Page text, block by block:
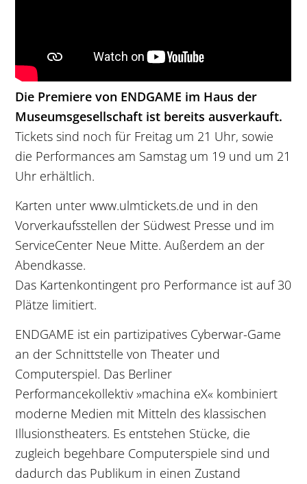
Die Premiere von ENDGAME im Haus der
Museumsgesellschaft ist bereits ausverkauft.
Tickets sind noch für Freitag um 21 Uhr, sowie
die Performances am Samstag um 19 und um 21
Uhr erhältlich.
Karten unter www.ulmtickets.de und in den
Vorverkaufsstellen der Südwest Presse und im
ServiceCenter Neue Mitte. Außerdem an der
Abendkasse.
Das Kartenkontingent pro Performance ist auf 30
Plätze limitiert.
ENDGAME ist ein partizipatives Cyberwar-Game
an der Schnittstelle von Theater und
Computerspiel. Das Berliner
Performancekollektiv »machina eX« kombiniert
moderne Medien mit Mitteln des klassischen
Illusionstheaters. Es entstehen Stücke, die
zugleich begehbare Computerspiele sind und
dadurch das Publikum in einen Zustand